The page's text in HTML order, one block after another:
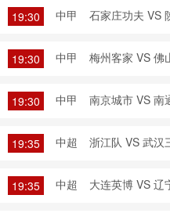
19:30 中甲 石家庄功夫 VS
19:30 中甲 梅州客家 VS 佛
19:30 中甲 南京城市 VS 南
19:35 中超 浙江队 VS 武汉
19:35 中超 大连英博 VS 辽